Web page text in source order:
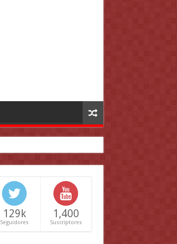
129k
Seguidores
1,400
Suscriptores